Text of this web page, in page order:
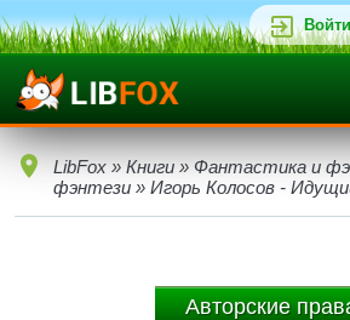
Войти
LibFox » Книги » Фантастика и
фэнтези » Игорь Колосов -
Авторские